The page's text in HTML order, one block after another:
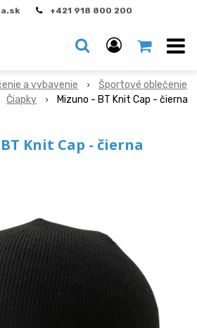
+421 918 800 200
a vybavenie
Športové oblečenie
Čiapky Mizuno - BT Knit Cap - čierna
Knit Cap - čierna